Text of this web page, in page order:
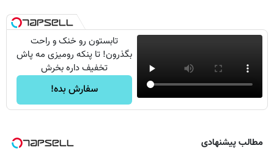
تابستون رو خنک و راحت
بگذرون! تا پنکه رومیزی مه پاش
تخفیف داره بخرش
سفارش بده!
مطالب پیشنهادی